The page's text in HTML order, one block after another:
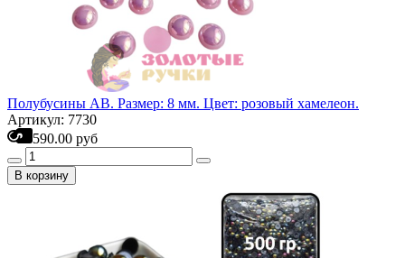
Полубусины АВ. Размер: 8 мм. Цвет: розовый хамелеон.
Артикул: 7730
590.00 руб
В корзину